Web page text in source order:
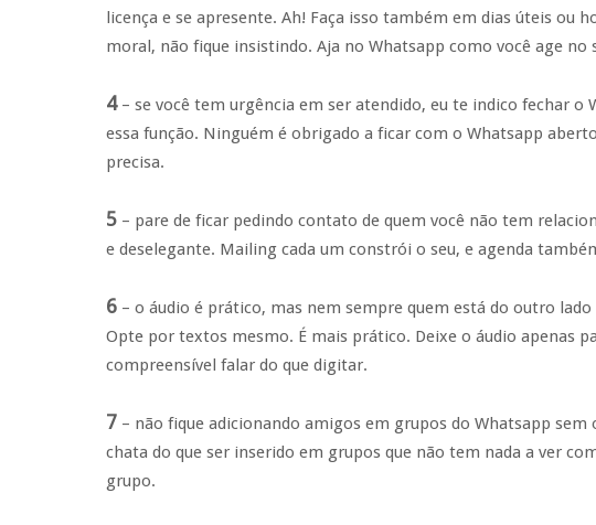
licença e se apresente. Ah! Faça isso também em dias úteis ou
moral, não fique insistindo. Aja no Whatsapp como você age no
4– se você tem urgência em ser atendido, eu te indico fechar o
essa função. Ninguém é obrigado a ficar com o Whatsapp
precisa.
5 – pare de ficar pedindo contato de quem você não tem
e deselegante. Mailing cada um constrói o seu, e agenda
6 – o áudio é prático, mas nem sempre quem está do outro
Opte por textos mesmo. É mais prático. Deixe o áudio apenas
compreensível falar do que digitar.
7 – não fique adicionando amigos em grupos do Whatsapp
chata do que ser inserido em grupos que não tem nada a ver
grupo.